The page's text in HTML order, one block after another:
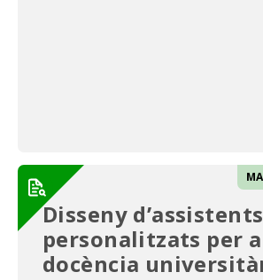
Disseny d’assistents
personalitzats per a
docència